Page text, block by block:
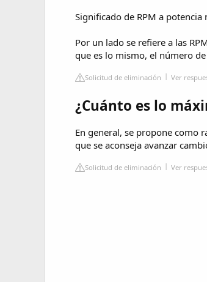
Significado de RPM a potencia
Por un lado se refiere a las
que es lo mismo, el número
Solicitud de eliminación Ver
¿Cuánto es lo
En general, se propone como
que se aconseja avanzar
Solicitud de eliminación Ver